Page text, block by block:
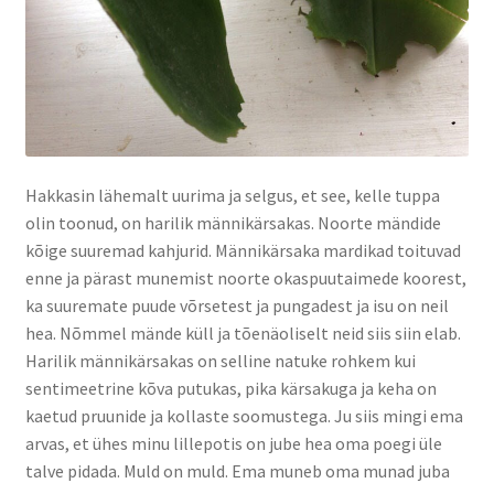
Hakkasin lähemalt uurima ja selgus, et see, kelle tuppa
olin toonud, on harilik männikärsakas. Noorte mändide
kõige suuremad kahjurid. Männikärsaka mardikad toituvad
enne ja pärast munemist noorte okaspuutaimede koorest,
ka suuremate puude võrsetest ja pungadest ja isu on neil
hea. Nõmmel mände küll ja tõenäoliselt neid siis siin elab.
Harilik männikärsakas on selline natuke rohkem kui
sentimeetrine kõva putukas, pika kärsakuga ja keha on
kaetud pruunide ja kollaste soomustega. Ju siis mingi ema
arvas, et ühes minu lillepotis on jube hea oma poegi üle
talve pidada. Muld on muld. Ema muneb oma munad juba